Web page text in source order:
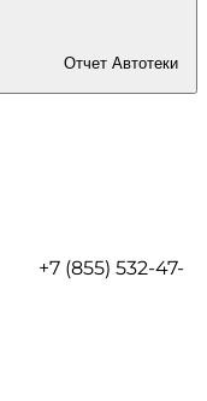
Отчет Автотеки
+7 (855) 532-47-